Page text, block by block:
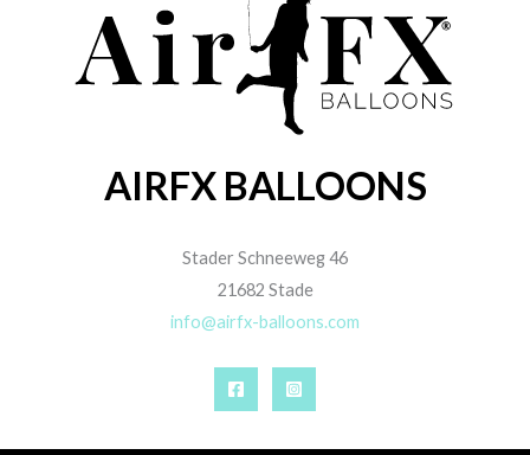
AIRFX BALLOONS
Stader Schneeweg 46
21682 Stade
info@airfx-balloons.com